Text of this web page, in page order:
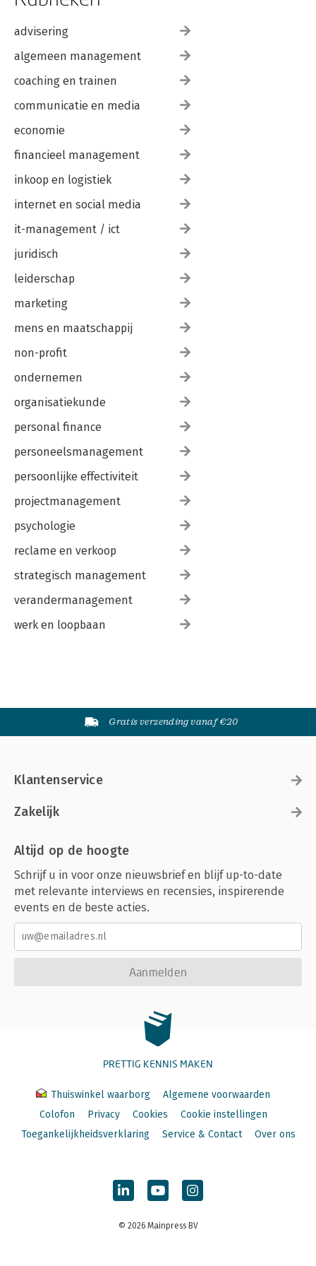
advisering
algemeen management
coaching en trainen
communicatie en media
economie
financieel management
inkoop en logistiek
internet en social media
it-management / ict
juridisch
leiderschap
marketing
mens en maatschappij
non-profit
ondernemen
organisatiekunde
personal finance
personeelsmanagement
persoonlijke effectiviteit
projectmanagement
psychologie
reclame en verkoop
strategisch management
verandermanagement
werk en loopbaan
Gratis verzending vanaf €20
Klantenservice
Zakelijk
Altijd op de hoogte
Schrijf u in voor onze nieuwsbrief en blijf up-to-date
met relevante interviews en recensies, inspirerende
events en de beste acties.
Aanmelden
PRETTIG KENNIS MAKEN
Thuiswinkel waarborg
Algemene voorwaarden
Colofon
Privacy Cookies
Cookie instellingen
Toegankelijkheidsverklaring
Service & Contact Over ons
© 2026 Mainpress BV